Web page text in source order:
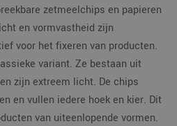
zetmeelchips en papieren
en vormvastheid zijn
voor het fixeren van producten.
variant. Ze bestaan uit
zijn extreem licht. De chips
en vullen iedere hoek en kier. Dit
van uiteenlopende vormen.